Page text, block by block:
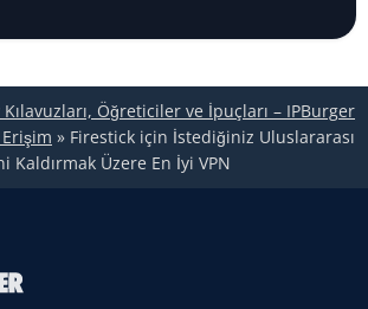
Kılavuzları, Öğreticiler ve İpuçları – IPBurger
» Firestick için İstediğiniz Uluslararası
Kaldırmak Üzere En İyi VPN